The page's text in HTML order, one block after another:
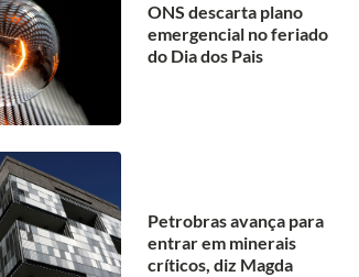
ONS descarta plano
emergencial no feriado
do Dia dos Pais
Petrobras avança para
entrar em minerais
críticos, diz Magda